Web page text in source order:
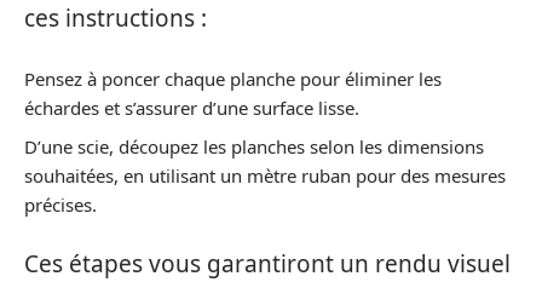
ces instructions :
Pensez à poncer chaque planche pour éliminer les
échardes et s’assurer d’une surface lisse.
D’une scie, découpez les planches selon les dimensions
souhaitées, en utilisant un mètre ruban pour des mesures
précises.
Ces étapes vous garantiront un rendu visuel